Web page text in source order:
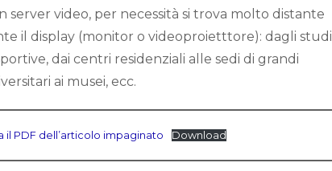
video, per necessità si trova molto distante
il display (monitor o videoproietttore): dagli studi
dai centri residenziali alle sedi di grandi
ai musei, ecc.
il PDF dell’articolo impaginato Download